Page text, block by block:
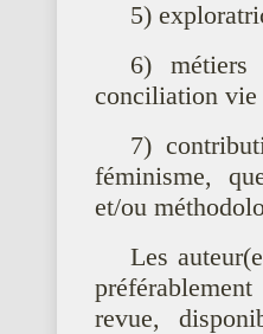
5)
6) métiers
conciliation
7)
féminisme,
et/ou
Les
revue,